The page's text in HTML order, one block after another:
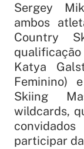
Sergey
ambos
Country
Katya
Feminino)
Skiing
wildcards,
participar